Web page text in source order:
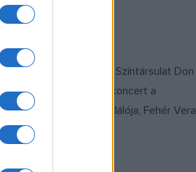
szól a Tótágas Színtársulat Don
és Ethnofil koncert a
nyílik a hibaizmus feltalálója, Fehér Vera